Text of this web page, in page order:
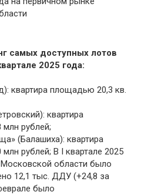
самых доступных лотов
2025 года:
квартира площадью 20,3 кв.
квартира
рублей;
(Балашиха): квартира
рублей; В I квартале 2025
области было
12,1 тыс. ДДУ (+24,8 за
было